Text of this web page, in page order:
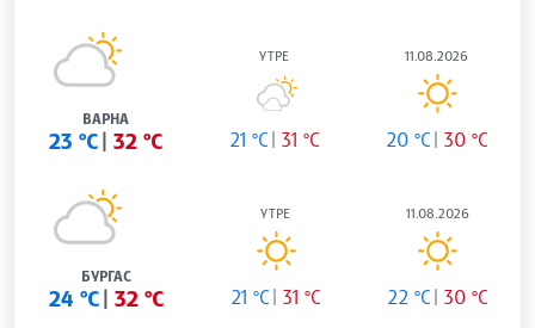
ВАРНА
23 °C 32 °C
УТРЕ
21 °C 31 °C
11.08.2026
20 °C 30 °C
БУРГАС
24 °C 32 °C
УТРЕ
21 °C 31 °C
11.08.2026
22 °C 30 °C